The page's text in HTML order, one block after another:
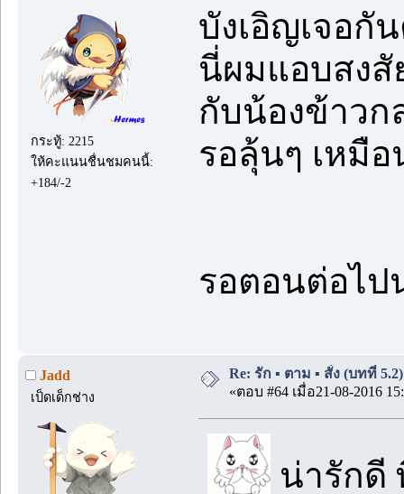
กระทู้: 2215
ให้คะแนนชื่นชมคนนี้:
+184/-2
บังเอิญเจอกั
นี่ผมแอบสงสั
กับน้องข้าวก
รอลุ้นๆ เหมือ
รอตอนต่อไป
Jadd
เป็ดเด็กช่าง
Re: รัก ▪️ ตาม ▪️ สั่ง (บทที่ 5.2)
«ตอบ #64 เมื่อ21-08-2016
น่ารักดี